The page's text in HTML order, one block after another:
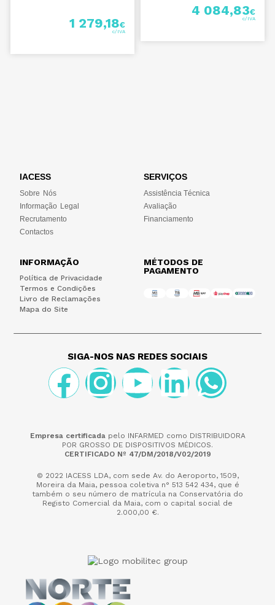
1 279,18€
4 084,83€
IACESS
Sobre Nós
Informação Legal
Recrutamento
Contactos
SERVIÇOS
Assistência Técnica
Avaliação
Financiamento
INFORMAÇÃO
Política de Privacidade
Termos e Condições
Livro de Reclamações
Mapa do Site
MÉTODOS DE
PAGAMENTO
SIGA-NOS NAS REDES SOCIAIS
Empresa certificada pelo INFARMED como DISTRIBUIDORA
POR GROSSO DE DISPOSITIVOS MÉDICOS.
CERTIFICADO Nº 47/DM/2018/V02/2019
© 2022 IACESS LDA, com sede Av. do Aeroporto, 1509,
Moreira da Maia, pessoa coletiva n° 513 542 434, que é
também o seu número de matrícula na Conservatória do
Registo Comercial da Maia, com o capital social de
2.000,00 €.